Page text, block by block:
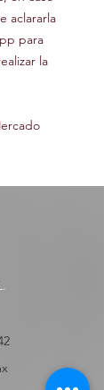
aclararla
para
la